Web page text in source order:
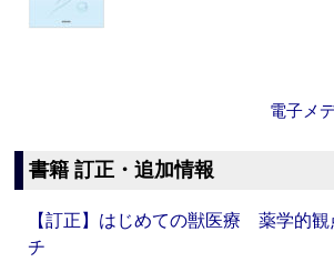
電子メ
書籍 訂正・追加情報
【訂正】はじめての獣医療 薬学的
チ